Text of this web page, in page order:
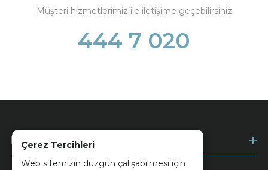
Çerez Tercihleri
Web sitemizin düzgün çalışabilmesi için
Müşteri hizmetlerimiz ile iletişime geçebilirsiniz
444 7 020
Kurumsal